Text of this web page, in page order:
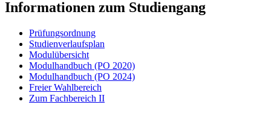
Informationen zum Studiengang
Prüfungsordnung
Studienverlaufsplan
Modulübersicht
Modulhandbuch (PO 2020)
Modulhandbuch (PO 2024)
Freier Wahlbereich
Zum Fachbereich II